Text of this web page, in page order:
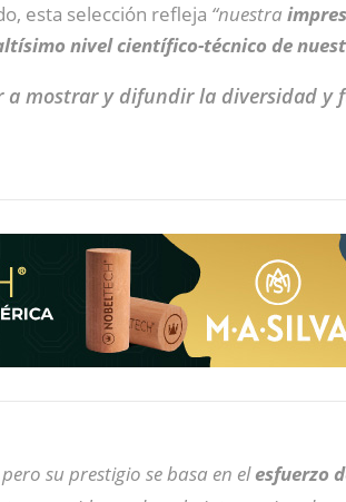
esta selección refleja “nuestra
nivel científico-técnico de
a mostrar y difundir la diversidad y
su prestigio se basa en elesfuerzo